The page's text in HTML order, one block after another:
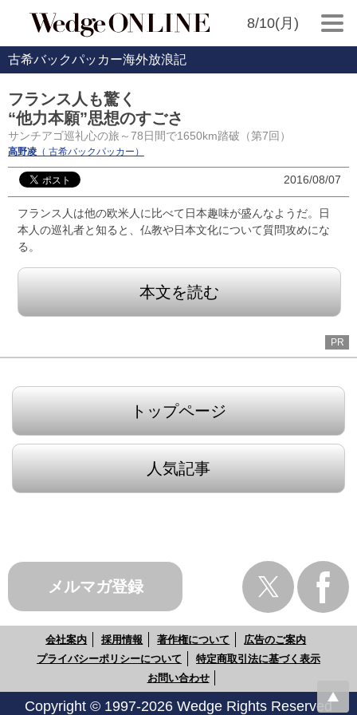
8/10(月)
古希バックパッカー海外放浪記
フランス人も驚く
“他力本願”思想のすごさ
サンチアゴ巡礼心の旅～78日間で1650km踏破（第7回）
高野凌 （ 古希バックパッカー）
2016/08/07
フランス人は他の欧米人に比べて日本趣味が盛んなようだ。日
本人の巡礼者と知ると、仏教や日本文化について質問攻めにな
る。
本文を読む
PR
トップページ
人気記事
メルマガ登録
会社案内 採用情報 著作権について
広告のご案内
プライバシーポリシーについて
特定商取引法に基づく表示
お問い合わせ
Copyright © 1997-2026 Wedge Rights Reserved